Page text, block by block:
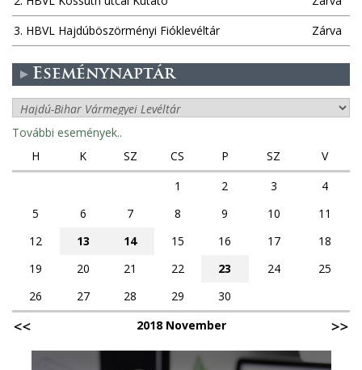
3. HBVL Hajdúböszörményi Fióklevéltár
Zárva
Eseménynaptár
További események..
H
K SZ CS P SZ
V
1
2 3
4
5
6 7 8 9 10
11
12
13 14 15 16 17
18
19
20 21 22 23 24
25
26
27 28 29
30
2018 November